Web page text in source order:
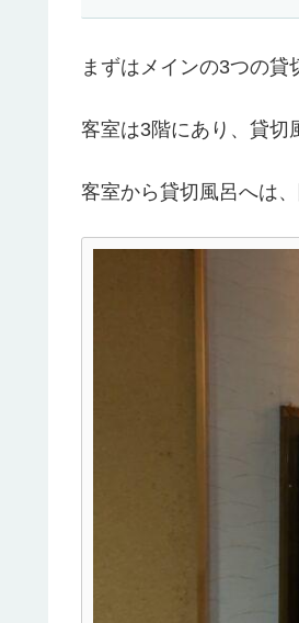
まずはメインの3つの貸
客室は3階にあり、貸切
客室から貸切風呂へは